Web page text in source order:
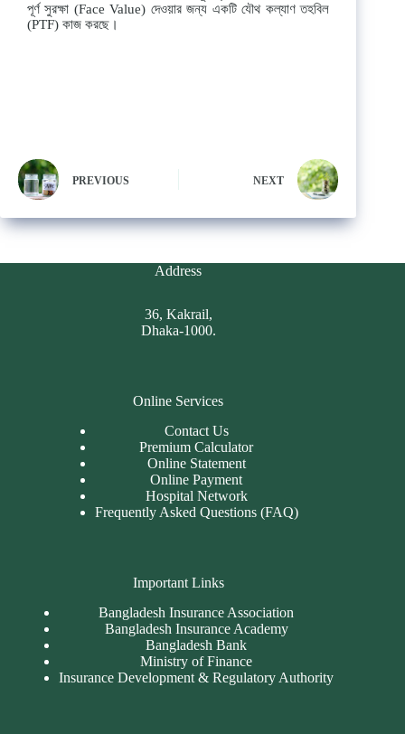
পূর্ণ সুরক্ষা (Face Value) দেওয়ার জন্য একটি যৌথ কল্যাণ তহবিল
(PTF) কাজ করছে।
PREVIOUS NEXT
Address
36, Kakrail,
Dhaka-1000.
Online Services
Contact Us
Premium Calculator
Online Statement
Online Payment
Hospital Network
Frequently Asked Questions (FAQ)
Important Links
Bangladesh Insurance Association
Bangladesh Insurance Academy
Bangladesh Bank
Ministry of Finance
Insurance Development & Regulatory Authority